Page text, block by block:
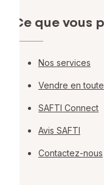
Ce que vous
Nos services
Vendre en
SAFTI Connect
Avis SAFTI
Contactez-nous